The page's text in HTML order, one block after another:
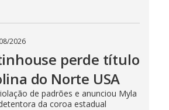
2026
perde título
do Norte USA
de padrões e anunciou Myla
da coroa estadual